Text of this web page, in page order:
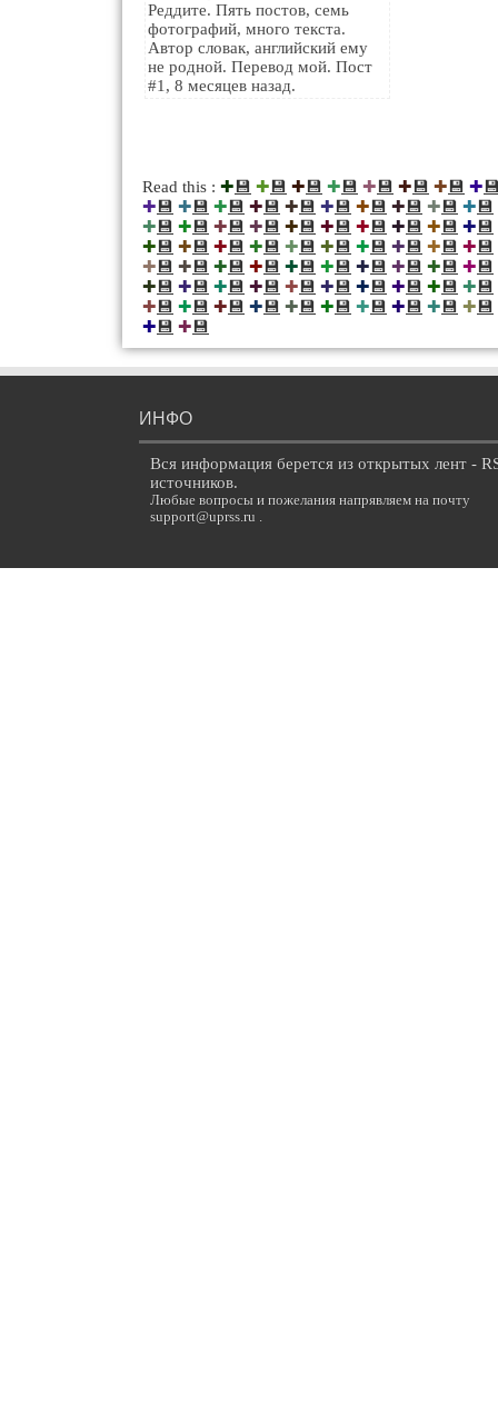
Реддите. Пять постов, семь
фотографий, много текста.
Автор словак, английский ему
не родной. Перевод мой. Пост
#1, 8 месяцев назад.
Read this : ✚💾 ✚💾 ✚💾 ✚💾 ✚💾 ✚💾 ✚💾 ✚
✚💾 ✚💾 ✚💾 ✚💾 ✚💾 ✚💾 ✚💾 ✚💾 ✚💾 ✚💾
✚💾 ✚💾 ✚💾 ✚💾 ✚💾 ✚💾 ✚💾 ✚💾 ✚💾 ✚💾
✚💾 ✚💾 ✚💾 ✚💾 ✚💾 ✚💾 ✚💾 ✚💾 ✚💾 ✚💾
✚💾 ✚💾 ✚💾 ✚💾 ✚💾 ✚💾 ✚💾 ✚💾 ✚💾 ✚💾
✚💾 ✚💾 ✚💾 ✚💾 ✚💾 ✚💾 ✚💾 ✚💾 ✚💾 ✚💾
✚💾 ✚💾 ✚💾 ✚💾 ✚💾 ✚💾 ✚💾 ✚💾 ✚💾 ✚💾
✚💾 ✚💾
ИНФО
Вся информация берется из открытых лент -
источников.
Любые вопросы и пожелания напрявляем на почту
support@uprss.ru .